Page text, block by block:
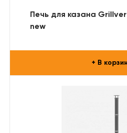
Печь для казана
new
+ В